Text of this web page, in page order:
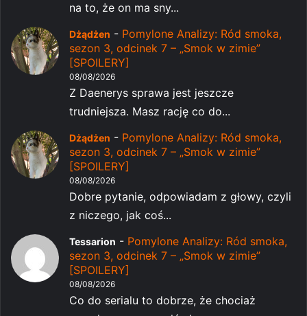
na to, że on ma sny...
Dżądżen - Pomylone Analizy: Ród smoka,
sezon 3, odcinek 7 – „Smok w zimie”
[SPOILERY]
08/08/2026
Z Daenerys sprawa jest jeszcze
trudniejsza. Masz rację co do...
Dżądżen - Pomylone Analizy: Ród smoka,
sezon 3, odcinek 7 – „Smok w zimie”
[SPOILERY]
08/08/2026
Dobre pytanie, odpowiadam z głowy, czyli
z niczego, jak coś...
Tessarion - Pomylone Analizy: Ród smoka,
sezon 3, odcinek 7 – „Smok w zimie”
[SPOILERY]
08/08/2026
Co do serialu to dobrze, że chociaż